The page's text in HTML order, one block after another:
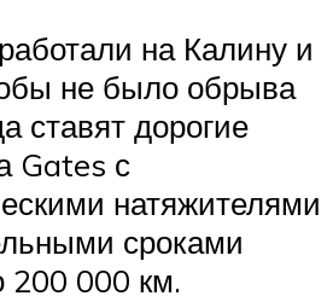
на Калину и
не было обрыва
ставят дорогие
Gates с
натяжителями
сроками
200 000 км.